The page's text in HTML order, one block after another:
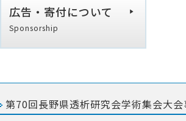
広告・寄付について
Sponsorship
第70回長野県透析研究会学術集会大会